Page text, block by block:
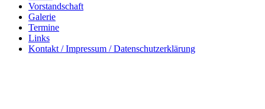
Vorstandschaft
Galerie
Termine
Links
Kontakt / Impressum / Datenschutzerklärung